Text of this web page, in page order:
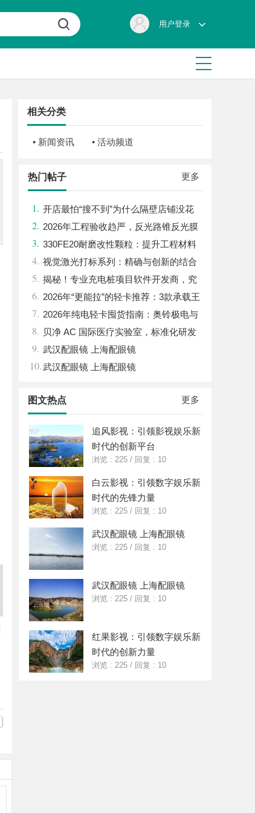
用户登录
相关分类
• 新闻资讯 • 活动频道
更多
热门帖子
1. 开店最怕“搜不到”为什么隔壁店铺没花
钱，ai却天天给他免费派单？
2. 2026年工程验收趋严，反光路锥反光膜
耐久才是关键项
3. 330FE20耐磨改性颗粒：提升工程材料
性能的秘密武器
4. 视觉激光打标系列：精确与创新的结合
5. 揭秘！专业充电桩项目软件开发商，究
竟藏着哪些行业秘诀？
6. 2026年“更能拉”的轻卡推荐：3款承载王
者全维度解析
7. 2026年纯电轻卡囤货指南：奥铃极电与
智蓝全系解析，跑得多省得多
8. 贝净 AC 国际医疗实验室，标准化研发
体系全解析
9. 武汉配眼镜 上海配眼镜
10.武汉配眼镜 上海配眼镜
更多
图文热点
追风影视：引领影视娱乐新
时代的创新平台
浏览 : 225 / 回复 : 10
白云影视：引领数字娱乐新
时代的先锋力量
浏览 : 225 / 回复 : 10
武汉配眼镜 上海配眼镜
浏览 : 225 / 回复 : 10
武汉配眼镜 上海配眼镜
浏览 : 225 / 回复 : 10
红果影视：引领数字娱乐新
时代的创新力量
浏览 : 225 / 回复 : 10